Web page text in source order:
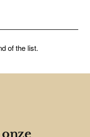
of the list.